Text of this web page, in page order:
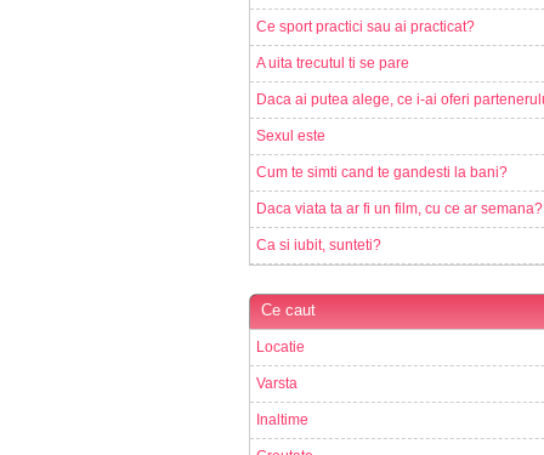
Ce sport practici sau ai practicat?
A uita trecutul ti se pare
Daca ai putea alege, ce i-ai oferi
Sexul este
Cum te simti cand te gandesti la bani?
Daca viata ta ar fi un film, cu ce ar semana?
Ca si iubit, sunteti?
Ce caut
Locatie
Varsta
Inaltime